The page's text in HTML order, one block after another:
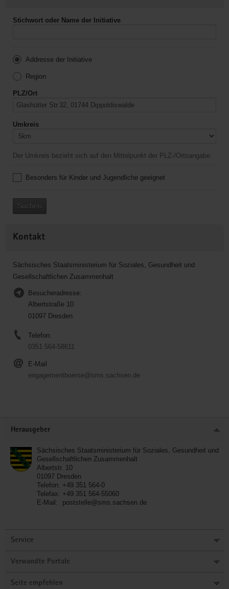
Stichwort oder Name der Initiative
Addresse der Initiative
Region
PLZ/Ort
Umkreis
Der Umkreis bezieht sich auf den Mittelpunkt der PLZ-/Ortsangabe.
Besonders für Kinder und Jugendliche geeignet
Suchen
Kontakt
Sächsisches Staatsministerium für Soziales, Gesundheit und
Gesellschaftlichen Zusammenhalt
Besucheradresse:
Albertstraße 10
01097 Dresden
Telefon:
0351 564-58611
E-Mail
engagementboerse@sms.sachsen.de
Herausgeber
Sächsisches Staatsministerium für Soziales, Gesundheit und
Gesellschaftlichen Zusammenhalt
Albertstr. 10
01097 Dresden
Telefon: +49 351 564-0
Telefax: +49 351 564-55060
E-Mail:
poststelle@sms.sachsen.de
Service
Verwandte Portale
Seite empfehlen